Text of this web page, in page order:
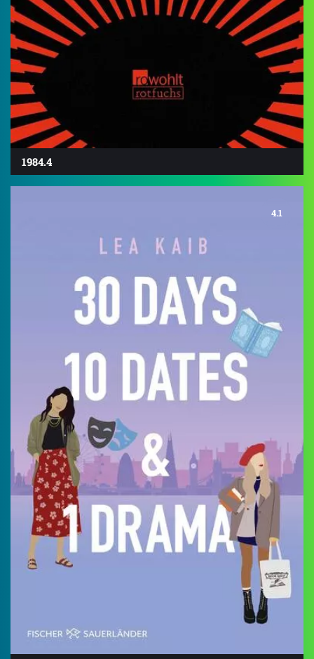
1984.4
4.1